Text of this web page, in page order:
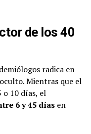
de los 40
radica en
Mientras que el
o 10 días, el
6 y 45 díasen